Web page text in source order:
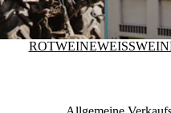
ROTWEINE